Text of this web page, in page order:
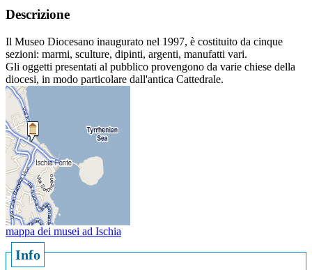
Descrizione
Il Museo Diocesano inaugurato nel 1997, è costituito da cinque
sezioni: marmi, sculture, dipinti, argenti, manufatti vari.
Gli oggetti presentati al pubblico provengono da varie chiese della
diocesi, in modo particolare dall'antica Cattedrale.
mappa dei musei ad Ischia
Info